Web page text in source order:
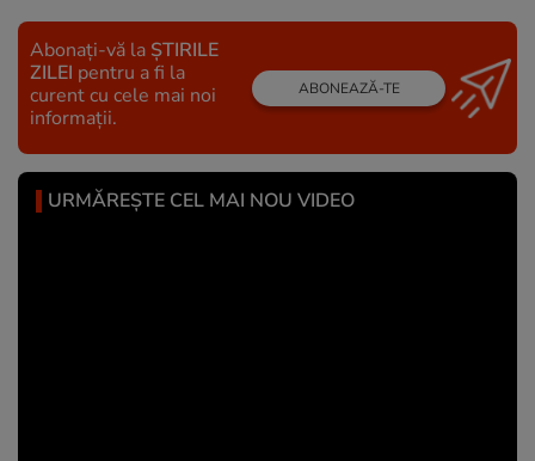
Abonați-vă la ȘTIRILE
ZILEI pentru a fi la
curent cu cele mai noi
informații.
ABONEAZĂ-TE
URMĂREȘTE CEL MAI NOU VIDEO